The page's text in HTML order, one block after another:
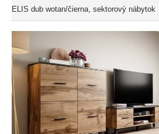
ELIS dub wotan/čierna, sektorový nábytok